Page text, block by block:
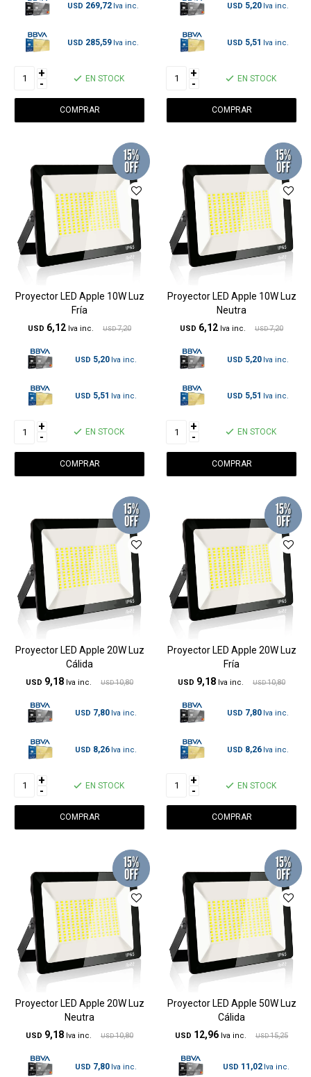
USD 269,72
USD 285,59
+
- EN STOCK
USD 5,20
USD 5,51
+
- EN STOCK
Proyector LED Apple 10W Luz
Fría
USD 6,12 USD 7,20
USD 5,20
USD 5,51
+
- EN STOCK
Proyector LED Apple 10W Luz
Neutra
USD 6,12 USD 7,20
USD 5,20
USD 5,51
+
- EN STOCK
Proyector LED Apple 20W Luz
Cálida
USD 9,18 USD 10,80
USD 7,80
USD 8,26
+
- EN STOCK
Proyector LED Apple 20W Luz
Fría
USD 9,18 USD 10,80
USD 7,80
USD 8,26
+
- EN STOCK
Proyector LED Apple 20W Luz
Neutra
USD 9,18 USD 10,80
USD 7,80
Proyector LED Apple 50W Luz
Cálida
USD 12,96 USD 15,25
USD 11,02